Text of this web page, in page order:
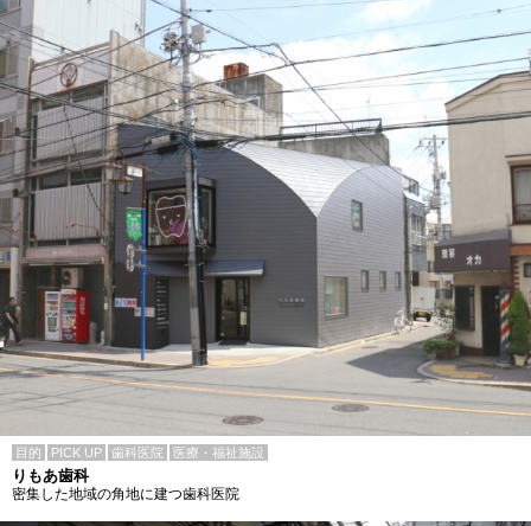
目的 PICK UP 歯科医院 医療・福祉施設
りもあ歯科
密集した地域の角地に建つ歯科医院